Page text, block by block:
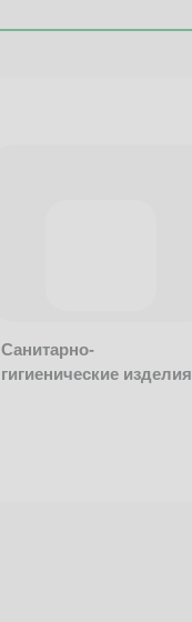
Санитарно-
гигиенические изделия